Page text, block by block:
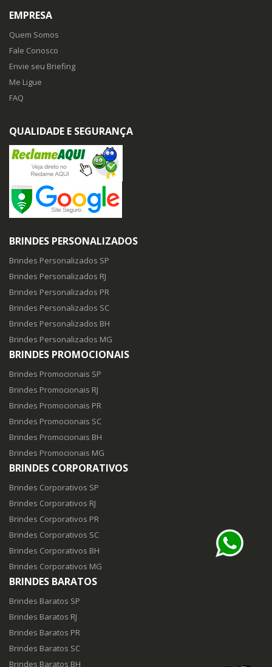
EMPRESA
Quem Somos
Fale Conosco
Envie seu Briefing
Me Ligue
FAQ
QUALIDADE E SEGURANÇA
BRINDES PERSONALIZADOS
Brindes Personalizados SP
Brindes Personalizados RJ
Brindes Personalizados PR
Brindes Personalizados SC
Brindes Personalizados BH
Brindes Personalizados MG
BRINDES PROMOCIONAIS
Brindes Promocionais SP
Brindes Promocionais RJ
Brindes Promocionais PR
Brindes Promocionais SC
Brindes Promocionais BH
Brindes Promocionais MG
BRINDES CORPORATIVOS
Brindes Corporativos SP
Brindes Corporativos RJ
Brindes Corporativos PR
Brindes Corporativos SC
Brindes Corporativos BH
Brindes Corporativos MG
BRINDES BARATOS
Brindes Baratos SP
Brindes Baratos RJ
Brindes Baratos PR
Brindes Baratos SC
Brindes Baratos BH